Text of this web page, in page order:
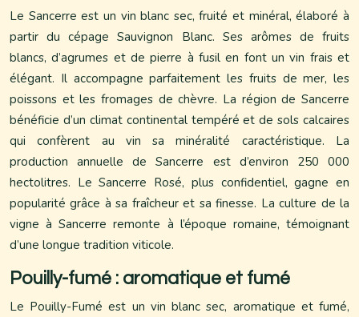
Le Sancerre est un vin blanc sec, fruité et minéral, élaboré à
partir du cépage Sauvignon Blanc. Ses arômes de fruits
blancs, d’agrumes et de pierre à fusil en font un vin frais et
élégant. Il accompagne parfaitement les fruits de mer, les
poissons et les fromages de chèvre. La région de Sancerre
bénéficie d’un climat continental tempéré et de sols calcaires
qui confèrent au vin sa minéralité caractéristique. La
production annuelle de Sancerre est d’environ 250 000
hectolitres. Le Sancerre Rosé, plus confidentiel, gagne en
popularité grâce à sa fraîcheur et sa finesse. La culture de la
vigne à Sancerre remonte à l’époque romaine, témoignant
d’une longue tradition viticole.
Pouilly-fumé : aromatique et fumé
Le Pouilly-Fumé est un vin blanc sec, aromatique et fumé,